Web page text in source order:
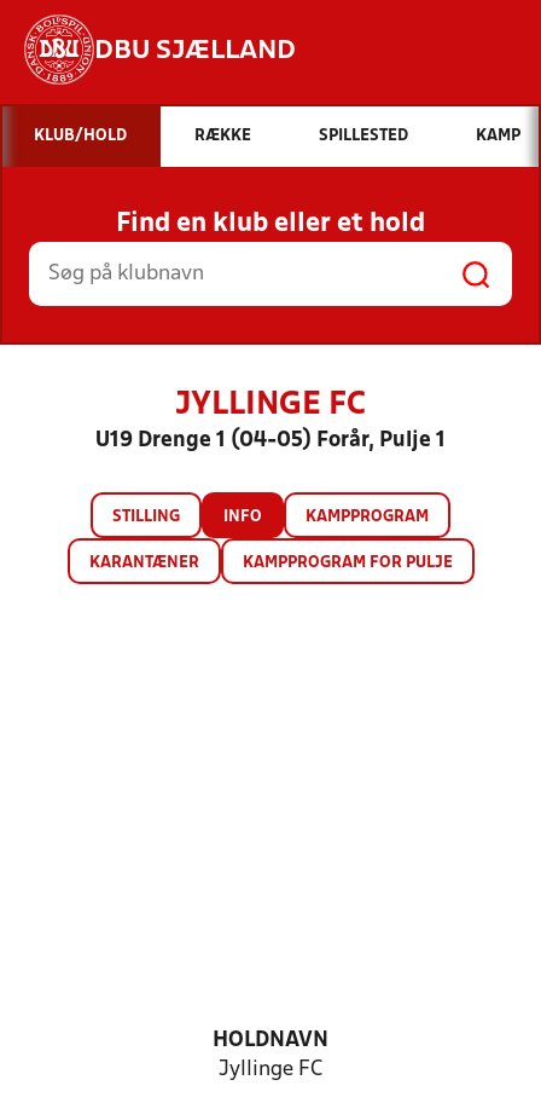
DBU SJÆLLAND
Hvad vil du søge efter?
INDHOLD OG NYHEDER
STILLINGER, RESULTATER, KLUBBER OG
HOLD
KLUB/HOLD RÆKKE SPILLESTED KAMP
Find en klub eller et hold
JYLLINGE FC
U19 Drenge 1 (04-05) Forår, Pulje 1
STILLING INFO KAMPPROGRAM
KARANTÆNER KAMPPROGRAM FOR PULJE
HOLDNAVN
Jyllinge FC